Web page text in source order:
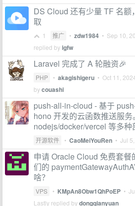
DS Cloud 还有少量 TF 名额
取
1 推广 • zdw1984 • Sep 10,
replied byigfw
Laravel 完成了 A 轮融资🎉
PHP • akagishigeru • Oct 11,
bycouashi
push-all-in-cloud - 基于
hono 开发的云函数推送服务
nodejs/docker/vercel 等多种
开源软件 • CaoMeiYouRen • Jul
申请 Oracle Cloud 免费套餐
们的
啥？
VPS • KMpAn8Obw1QhPoEP •
Lastly replied bydongqianyuan